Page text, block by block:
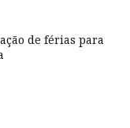
de férias para